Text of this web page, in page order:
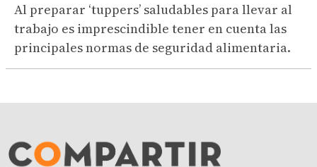
Al preparar ‘tuppers’ saludables para llevar al
trabajo es imprescindible tener en cuenta las
principales normas de seguridad alimentaria.